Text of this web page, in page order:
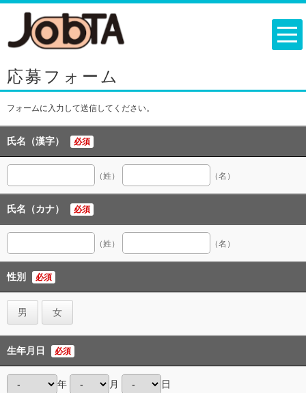
応募フォーム
フォームに入力して送信してください。
氏名（漢字） 必須
（姓） （名）
氏名（カナ） 必須
（姓） （名）
性別 必須
男 女
生年月日 必須
年 月 日